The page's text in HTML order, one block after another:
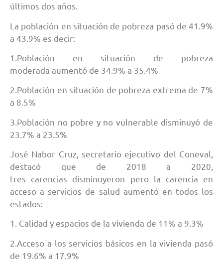
últimos dos años.
La población en situación de pobreza pasó de 41.9%
a 43.9% es decir:
1.Población en situación de pobreza
moderada aumentó de 34.9% a 35.4%
2.Población en situación de pobreza extrema de 7%
a 8.5%
3.Población no pobre y no vulnerable disminuyó de
23.7% a 23.5%
José Nabor Cruz, secretario ejecutivo del Coneval,
destacó que de 2018 a 2020,
tres carencias disminuyeron pero la carencia en
acceso a servicios de salud aumentó en todos los
estados:
1. Calidad y espacios de la vivienda de 11% a 9.3%
2.Acceso a los servicios básicos en la vivienda pasó
de 19.6% a 17.9%